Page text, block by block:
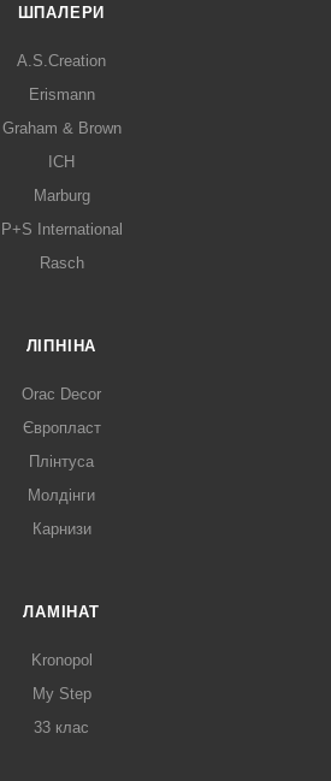
ШПАЛЕРИ
A.S.Creation
Erismann
Graham & Brown
ICH
Marburg
P+S International
Rasch
ЛІПНІНА
Orac Decor
Європласт
Плінтуса
Молдінги
Карнизи
ЛАМІНАТ
Kronopol
My Step
33 клас